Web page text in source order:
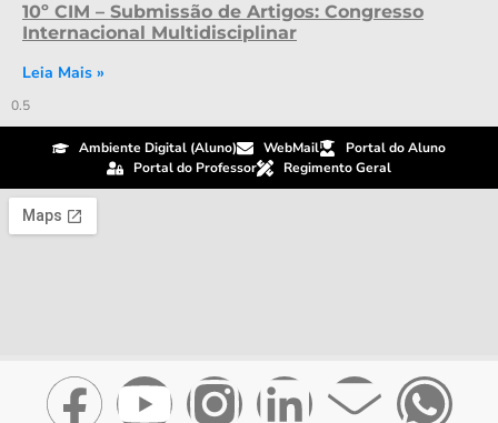
10º CIM – Submissão de Artigos: Congresso
Internacional Multidisciplinar
Leia Mais »
Ambiente Digital (Aluno) WebMail
Portal do Aluno
Portal do Professor
Regimento Geral